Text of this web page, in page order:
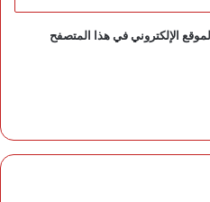
الإلكتروني في هذا المتصفح